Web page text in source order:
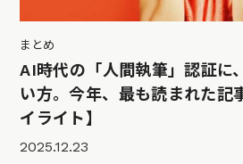
まとめ
AI時代の「人間執筆」認証に
い方。今年、最も読まれた記
イライト】
2025.12.23